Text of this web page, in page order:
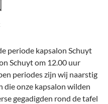
periode kapsalon Schuyt
Schuyt om 12.00 uur
periodes zijn wij naarstig
die onze kapsalon wilden
gegadigden rond de tafel